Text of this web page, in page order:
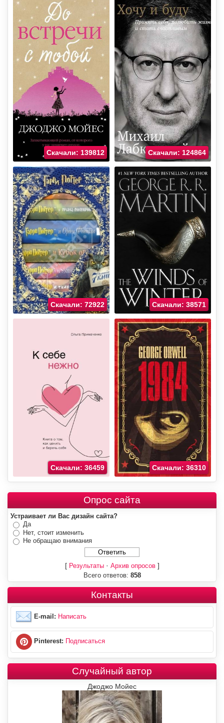
Скачали: 139812 Скачали: 124864
Скачали: 72922 Скачали: 38571
Скачали: 36459 Скачали: 36310
Опрос сайта
Устраивает ли Вас дизайн сайта?
Да
Нет, стоит изменить
Не обращаю внимания
[ Результаты· Архив опросов]
Всего ответов: 858
Контакты
E-mail: Написать
Pinterest: Подписаться
Случайный автор
Джоджо Мойес